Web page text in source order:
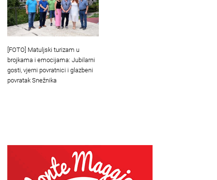
[FOTO] Matuljski turizam u
brojkama i emocijama: Jubilarni
gosti, vjerni povratnici i glazbeni
povratak Snežnika